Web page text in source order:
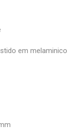
em melaminico